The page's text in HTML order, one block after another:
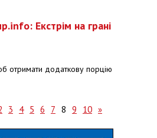
Екстрім на грані
отримати додаткову порцію
3 4 5 6 7 8 9 10 »